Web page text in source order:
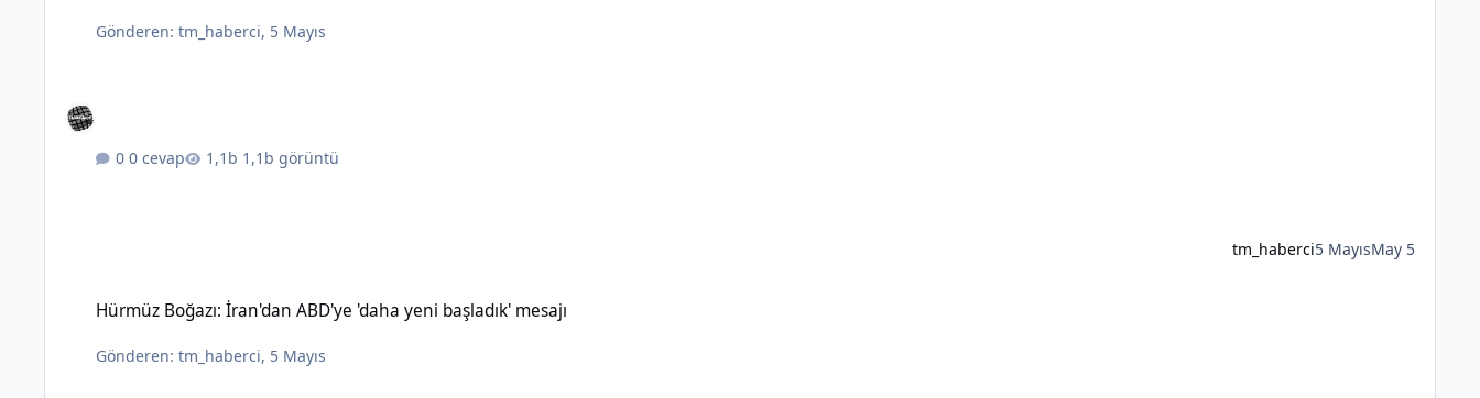
Gönderen:tm_haberci, 5 Mayıs
0 cevap 1,1b görüntü
tm_haberci5 MayısMay 5
Hürmüz Boğazı: İran'dan ABD'ye 'daha yeni başladık' mesajı
Gönderen:tm_haberci, 5 Mayıs